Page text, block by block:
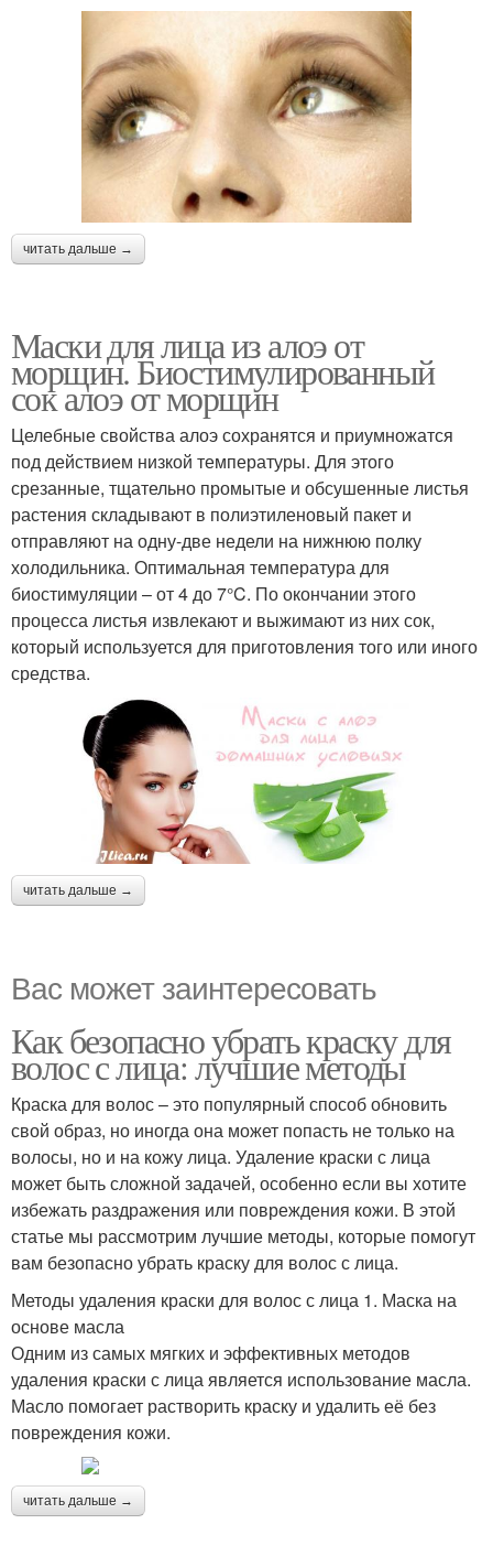
читать дальше →
Маски для лица из алоэ от
морщин. Биостимулированный
сок алоэ от морщин
Целебные свойства алоэ сохранятся и приумножатся
под действием низкой температуры. Для этого
срезанные, тщательно промытые и обсушенные листья
растения складывают в полиэтиленовый пакет и
отправляют на одну-две недели на нижнюю полку
холодильника. Оптимальная температура для
биостимуляции – от 4 до 7°C. По окончании этого
процесса листья извлекают и выжимают из них сок,
который используется для приготовления того или иного
средства.
читать дальше →
Вас может заинтересовать
Как безопасно убрать краску для
волос с лица: лучшие методы
Краска для волос – это популярный способ обновить
свой образ, но иногда она может попасть не только на
волосы, но и на кожу лица. Удаление краски с лица
может быть сложной задачей, особенно если вы хотите
избежать раздражения или повреждения кожи. В этой
статье мы рассмотрим лучшие методы, которые помогут
вам безопасно убрать краску для волос с лица.
Методы удаления краски для волос с лица 1. Маска на
основе масла
Одним из самых мягких и эффективных методов
удаления краски с лица является использование масла.
Масло помогает растворить краску и удалить её без
повреждения кожи.
читать дальше →